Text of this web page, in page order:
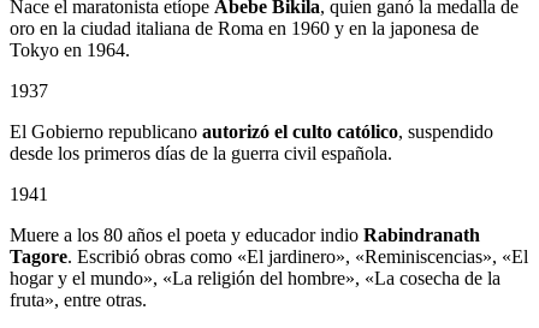
Nace el maratonista etíope Abebe Bikila, quien ganó la medalla de
oro en la ciudad italiana de Roma en 1960 y en la japonesa de
Tokyo en 1964.
1937
El Gobierno republicano autorizó el culto católico, suspendido
desde los primeros días de la guerra civil española.
1941
Muere a los 80 años el poeta y educador indio Rabindranath
Tagore. Escribió obras como «El jardinero», «Reminiscencias», «El
hogar y el mundo», «La religión del hombre», «La cosecha de la
fruta», entre otras.